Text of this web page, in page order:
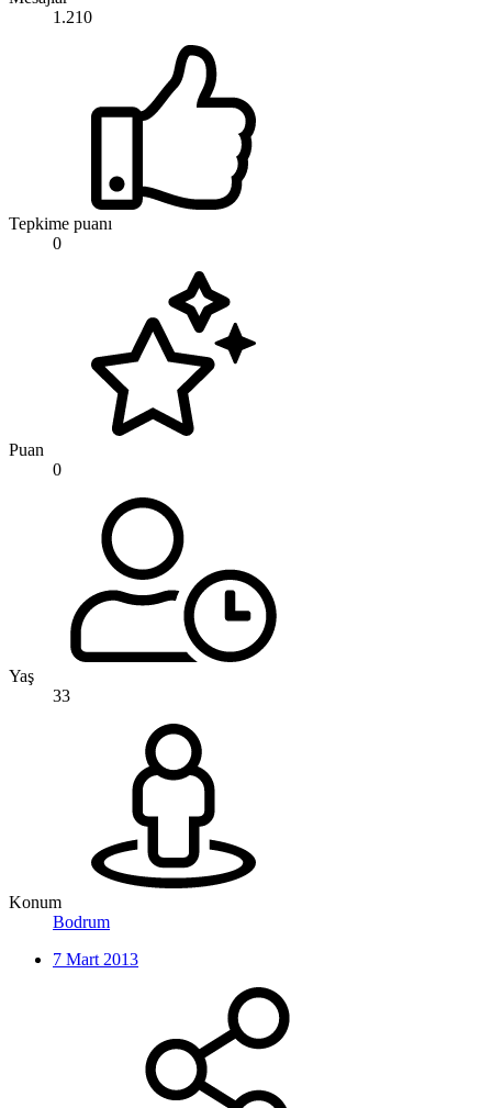
1.210
Tepkime puanı
0
Puan
0
Yaş
33
Konum
Bodrum
7 Mart 2013